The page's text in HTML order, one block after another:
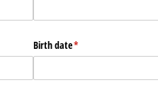
Birth date*
(wymagane)